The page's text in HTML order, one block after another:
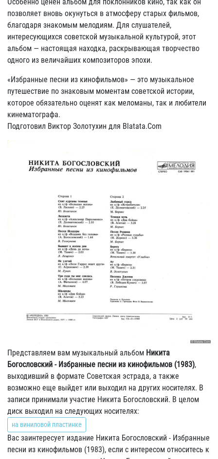
позволяет вновь окунуться в атмосферу старых фильмов,
благодаря знакомым мелодиям. Для слушателей,
интересующихся советской музыкальной культурой, этот
альбом — настоящая находка, раскрывающая творчество
одного из величайших композиторов эпохи.
«Избранные песни из кинофильмов» — это музыкальное
путешествие по знаковым моментам советской истории,
которое обязательно оценят как меломаны, так и любители
кинематографа.
Подготовил Виктор Золотухин для Blatata.Com
Представляем вам музыкальный альбом Никита
Богословский - Избранные песни из кинофильмов (1983),
выходивший в формате Советская эстрада, а также
возможно еще выйдет или выходил на других носителях. В
записи принимали участие Никита Богословский. В целом
диск выходил на следующих носителях:
на виниловой пластинке
Вас заинтересует издание Никита Богословский - Избранные
песни из кинофильмов (1983), если с интересом относитесь к